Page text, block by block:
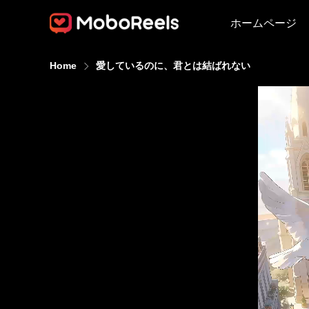
ホームページ
Home 愛しているのに、君とは結ばれない